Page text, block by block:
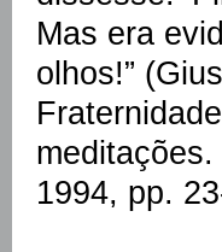
Mas era
olhos!”
1994, pp.